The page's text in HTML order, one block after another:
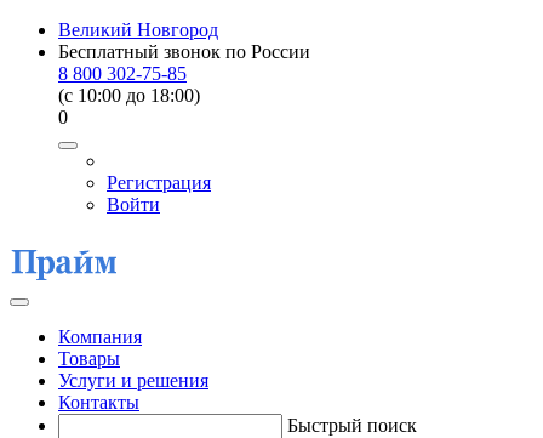
Великий Новгород
Бесплатный звонок по России
8 800 302-75-85
(c 10:00 до 18:00)
0
Регистрация
Войти
Компания
Товары
Услуги и решения
Контакты
Быстрый поиск